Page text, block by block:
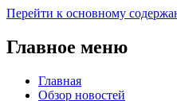
Перейти к основному
Главное меню
Главная
Обзор новостей